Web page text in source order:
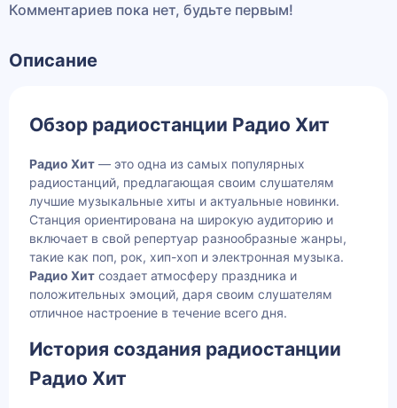
Комментариев пока нет, будьте первым!
Описание
Обзор радиостанции Радио Хит
Радио Хит — это одна из самых популярных
радиостанций, предлагающая своим слушателям
лучшие музыкальные хиты и актуальные новинки.
Станция ориентирована на широкую аудиторию и
включает в свой репертуар разнообразные жанры,
такие как поп, рок, хип-хоп и электронная музыка.
Радио Хит создает атмосферу праздника и
положительных эмоций, даря своим слушателям
отличное настроение в течение всего дня.
История создания радиостанции
Радио Хит